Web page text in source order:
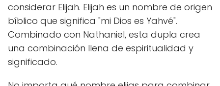
considerar Elijah. Elijah es un nombre de origen
bíblico que significa "mi Dios es Yahvé".
Combinado con Nathaniel, esta dupla crea
una combinación llena de espiritualidad y
significado.